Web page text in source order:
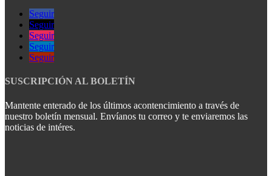
Seguir
Seguir
Seguir
Seguir
Seguir
SUSCRIPCIÓN AL BOLETÍN
Mantente enterado de los últimos acontencimiento a través de
nuestro boletín mensual. Envíanos tu correo y te enviaremos las
noticias de intéres.